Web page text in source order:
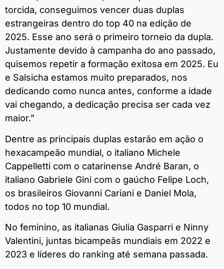
torcida, conseguimos vencer duas duplas
estrangeiras dentro do top 40 na edição de
2025. Esse ano será o primeiro torneio da dupla.
Justamente devido à campanha do ano passado,
quisemos repetir a formação exitosa em 2025. Eu
e Salsicha estamos muito preparados, nos
dedicando como nunca antes, conforme a idade
vai chegando, a dedicação precisa ser cada vez
maior.”
Dentre as principais duplas estarão em ação o
hexacampeão mundial, o italiano Michele
Cappelletti com o catarinense André Baran, o
italiano Gabriele Gini com o gaúcho Felipe Loch,
os brasileiros Giovanni Cariani e Daniel Mola,
todos no top 10 mundial.
No feminino, as italianas Giulia Gasparri e Ninny
Valentini, juntas bicampeãs mundiais em 2022 e
2023 e líderes do ranking até semana passada.